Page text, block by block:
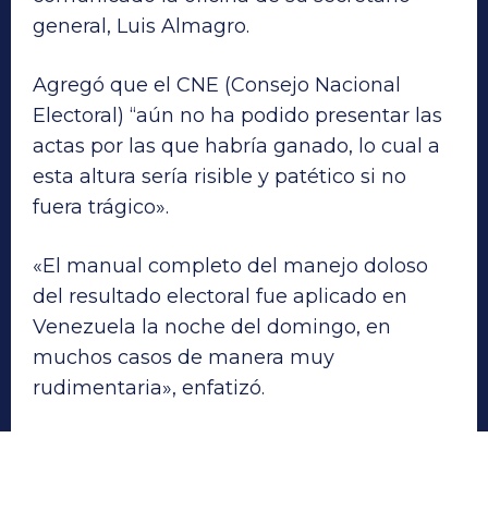
general, Luis Almagro.
Agregó que el CNE (Consejo Nacional
Electoral) “aún no ha podido presentar las
actas por las que habría ganado, lo cual a
esta altura sería risible y patético si no
fuera trágico».
«El manual completo del manejo doloso
del resultado electoral fue aplicado en
Venezuela la noche del domingo, en
muchos casos de manera muy
rudimentaria», enfatizó.